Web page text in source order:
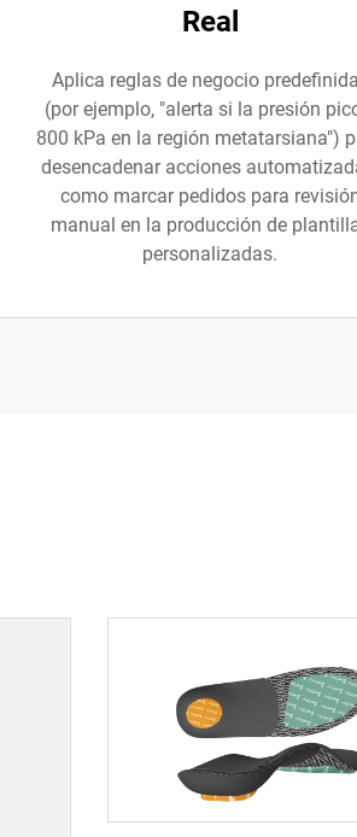
Real
Aplica reglas de negocio
(por ejemplo, "alerta si la presión
800 kPa en la región metatarsiana")
desencadenar acciones
como marcar pedidos para
manual en la producción de
personalizadas.